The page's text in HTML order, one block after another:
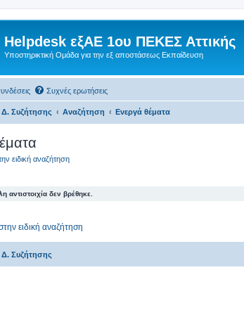
Helpdesk εξΑΕ 1ου ΠΕΚΕΣ Αττικής
Υποστηρικτική Ομάδα για την εξ αποστάσεως Εκπαίδευση
Συχνές ερωτήσεις
Δ. Συζήτησης Αναζήτηση Ενεργά θέματα
ειδική αναζήτηση
αντιστοιχία δεν βρέθηκε.
ειδική αναζήτηση
Δ. Συζήτησης